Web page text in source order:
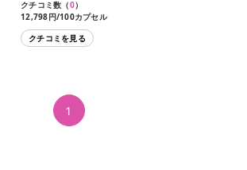
クチコミ数（0）
12,798円/100カプセル
クチコミを見る
1